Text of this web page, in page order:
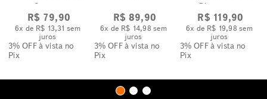
Caretas
R$ 79,90
6x de R$ 13,31 sem
juros
3% OFFà vista no
Pix
R$ 89,90
6x de R$ 14,98 sem
juros
3% OFFà vista no
Pix
Dinossauro
R$ 119,90
6x de R$ 19,98 sem
juros
3% OFFà vista no
Pix